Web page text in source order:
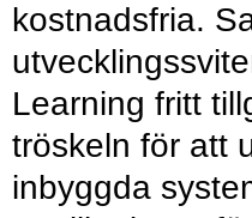
kostnadsfria.
Learning fritt
tröskeln för att
inbyggda